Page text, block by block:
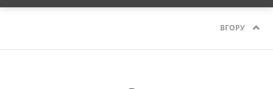
ВГОРУ